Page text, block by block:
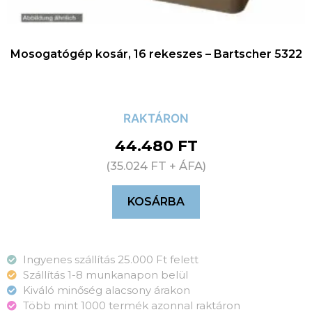
Mosogatógép kosár, 16 rekeszes – Bartscher 5322
RAKTÁRON
44.480 FT
(35.024 FT + ÁFA)
KOSÁRBA
Ingyenes szállítás 25.000 Ft felett
Szállítás 1-8 munkanapon belül
Kiváló minőség alacsony árakon
Több mint 1000 termék azonnal raktáron